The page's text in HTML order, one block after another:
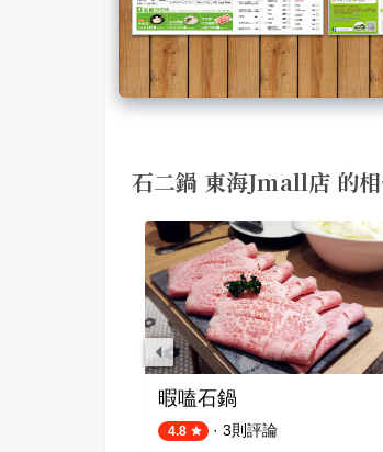
石二鍋 東海Jmall店 的
暇嗑石鍋
4.8 · 3則評論